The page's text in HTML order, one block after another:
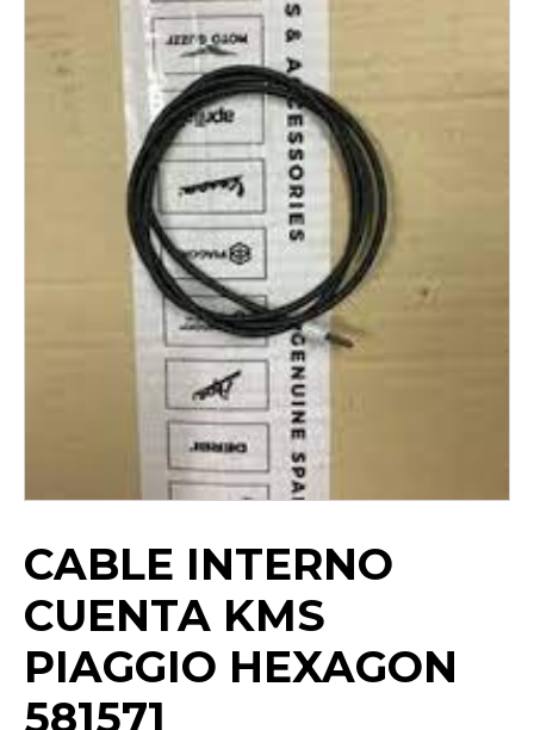
CABLE INTERNO
CUENTA KMS
PIAGGIO HEXAGON
581571